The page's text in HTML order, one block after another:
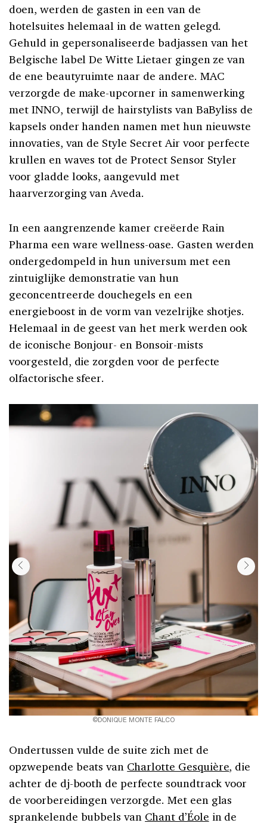
doen, werden de gasten in een van de
hotelsuites helemaal in de watten gelegd.
Gehuld in gepersonaliseerde badjassen van het
Belgische label De Witte Lietaer gingen ze van
de ene beautyruimte naar de andere. MAC
verzorgde de make-upcorner in samenwerking
met INNO, terwijl de hairstylists van BaByliss de
kapsels onder handen namen met hun nieuwste
innovaties, van de Style Secret Air voor perfecte
krullen en waves tot de Protect Sensor Styler
voor gladde looks, aangevuld met
haarverzorging van Aveda.
In een aangrenzende kamer creëerde Rain
Pharma een ware wellness-oase. Gasten werden
ondergedompeld in hun universum met een
zintuiglijke demonstratie van hun
geconcentreerde douchegels en een
energieboost in de vorm van vezelrijke shotjes.
Helemaal in de geest van het merk werden ook
de iconische Bonjour- en Bonsoir-mists
voorgesteld, die zorgden voor de perfecte
olfactorische sfeer.
©DONIQUE MONTE FALCO
Ondertussen vulde de suite zich met de
opzwepende beats van Charlotte Gesquière, die
achter de dj-booth de perfecte soundtrack voor
de voorbereidingen verzorgde. Met een glas
sprankelende bubbels van Chant d’Éole in de